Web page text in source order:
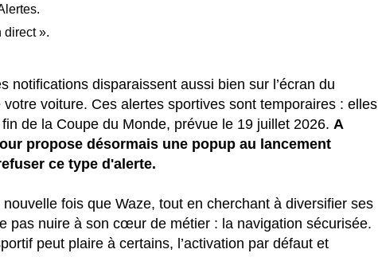
direct ».
notifications disparaissent aussi bien sur l’écran du
votre voiture. Ces alertes sportives sont temporaires : elles
de la Coupe du Monde, prévue le 19 juillet 2026. A
propose désormais une popup au lancement
ce type d'alerte.
fois que Waze, tout en cherchant à diversifier ses
pas nuire à son cœur de métier : la navigation sécurisée.
peut plaire à certains, l’activation par défaut et